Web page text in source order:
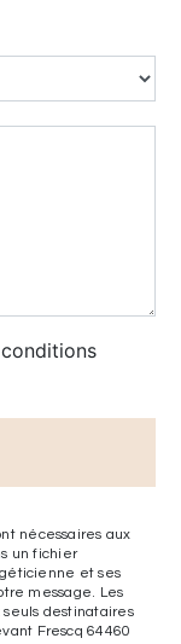
nécessaires aux
un fichier
et ses
message. Les
destinataires
Frescq 64460